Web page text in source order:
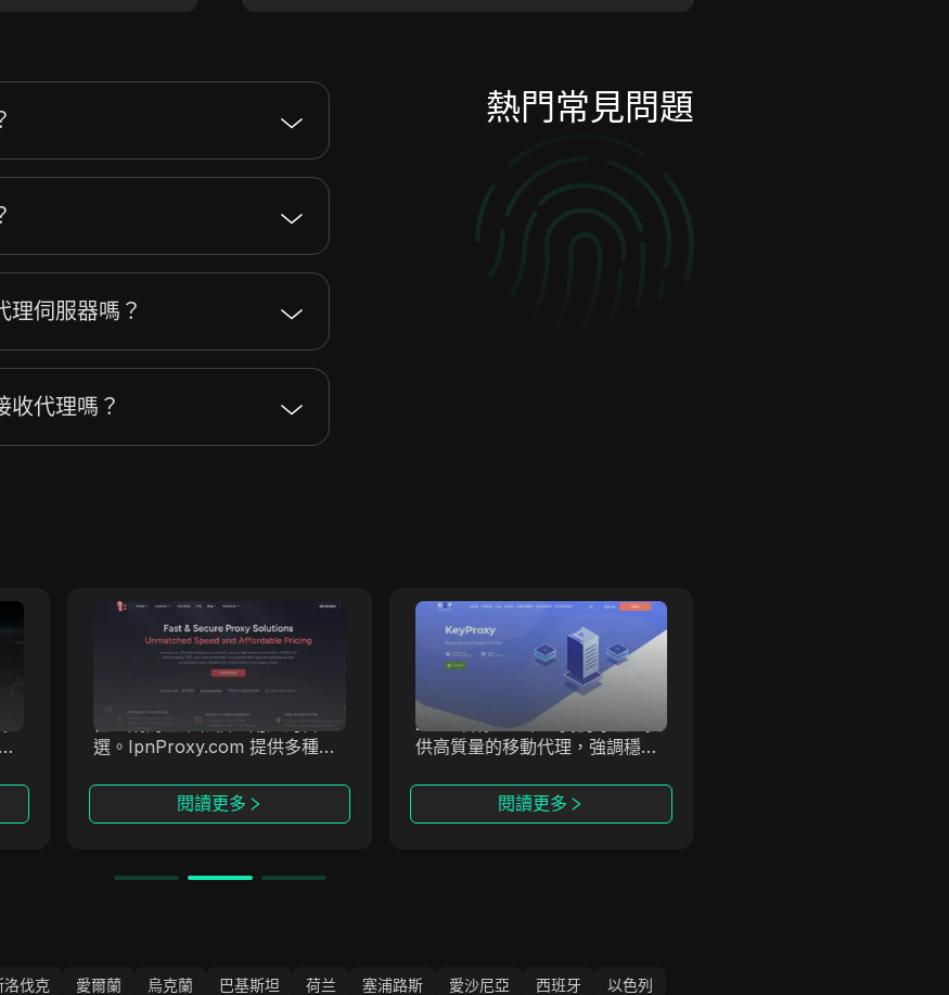
熱門常見問題
理伺服器嗎？
收代理嗎？
IpnProxy
IpnProxy.com 在提供安全高效
的網路抓取、數據收集和匿名瀏
覽服務方面，憑藉其出色的穩定
性，成為企業和個人用戶的首
選。IpnProxy.com 提供多種功
注的頂級代理服務商。
閱讀更多
KeyProxy
KeyProxy 提供高級企業級移動
代理，旨在滿足尋求可靠高性能
解決方案的企業和個人需求。自
2017年成立以來，我們專注於提
供高質量的移動代理，強調穩定
致力於提供最先進的移動代理技
術，幫助您輕鬆實現目標。
閱讀更多
洛伐克 愛爾蘭 烏克蘭 巴基斯坦 荷兰 塞浦路斯 愛沙尼亞 西班牙 以色列